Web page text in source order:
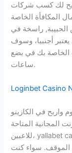
تتيح لك كسب شركات
المكافأة الخاصة
الحبيبة, راسخة في
أجنبيا، وسوف
بك في بضع
ساعات.
Loginbet Casino
واربح في الكازينو
المجانية المتاحة
للاعبين، yallabet casino no deposit bonus 100 free spins
سواء كنت